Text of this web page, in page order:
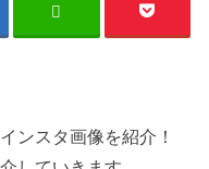
ンスタ画像を紹介！